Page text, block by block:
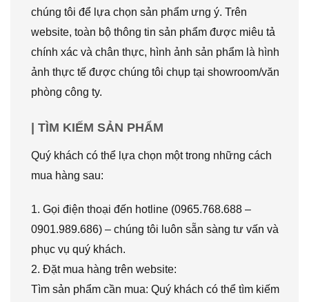
chúng tôi để lựa chọn sản phẩm ưng ý. Trên
website, toàn bộ thông tin sản phẩm được miêu tả
chính xác và chân thực, hình ảnh sản phẩm là hình
ảnh thực tế được chúng tôi chụp tại showroom/văn
phòng công ty.
| TÌM KIẾM SẢN PHẨM
Quý khách có thể lựa chọn một trong những cách
mua hàng sau:
1. Gọi điện thoại đến hotline (0965.768.688 –
0901.989.686) – chúng tôi luôn sẵn sàng tư vấn và
phục vụ quý khách.
2. Đặt mua hàng trên website:
Tìm sản phẩm cần mua: Quý khách có thể tìm kiếm